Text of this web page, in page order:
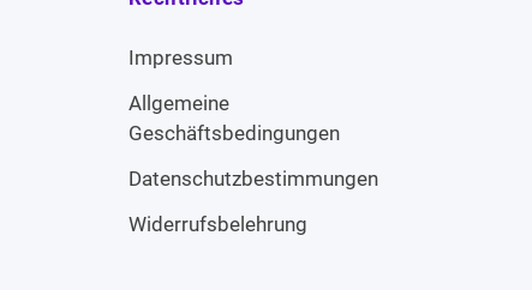
Impressum
Allgemeine
Geschäftsbedingungen
Datenschutzbestimmungen
Widerrufsbelehrung